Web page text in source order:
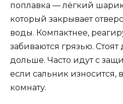
поплавка — лёгкий
который закрывает
воды. Компактнее,
забиваются грязью.
дольше. Часто идут с
если сальник износится,
комнату.